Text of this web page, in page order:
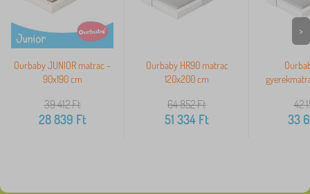
Ourbaby JUNIOR matrac -
90x190 cm
39 412Ft
28 839 Ft
Ourbaby HR90 matrac
120x200 cm
64 852Ft
51 334 Ft
42
33
>